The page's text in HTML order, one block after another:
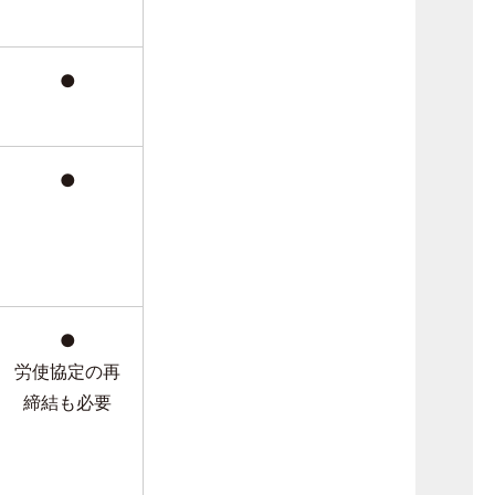
●
●
●
労使協定の再
締結も必要